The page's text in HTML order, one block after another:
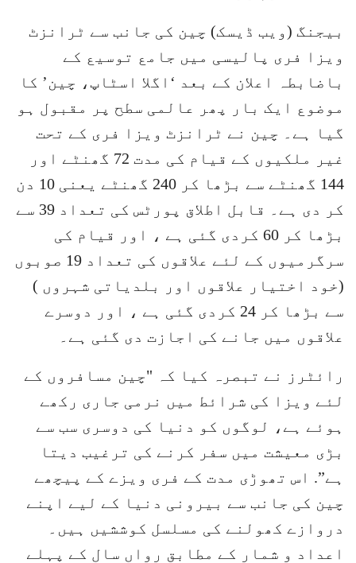
بیجنگ (ویب ڈیسک) چین کی جانب سے ٹرانزٹ
ویزا فری پالیسی میں جامع توسیع کے
باضابطہ اعلان کے بعد ‘اگلا اسٹاپ، چین’ کا
موضوع ایک بار پھر عالمی سطح پر مقبول ہو
گیا ہے۔ چین نے ٹرانزٹ ویزا فری کے تحت
غیر ملکیوں کے قیام کی مدت 72 گھنٹے اور
144 گھنٹے سے بڑھا کر 240 گھنٹے یعنی 10 دن
کر دی ہے۔ قابل اطلاق پورٹس کی تعداد 39 سے
بڑھا کر 60 کردی گئی ہے ، اور قیام کی
سرگرمیوں کے لئے علاقوں کی تعداد 19 صوبوں
(خود اختیار علاقوں اور بلدیاتی شہروں )
سے بڑھا کر 24 کردی گئی ہے ، اور دوسرے
علاقوں میں جانے کی اجازت دی گئی ہے۔
رائٹرز نے تبصرہ کیا کہ "چین مسافروں کے
لئے ویزا کی شرائط میں نرمی جاری رکھے
ہوئے ہے، لوگوں کو دنیا کی دوسری سب سے
بڑی معیشت میں سفر کرنے کی ترغیب دیتا
ہے”. اس تھوڑی مدت کے فری ویزے کے پیچھے
چین کی جانب سے بیرونی دنیا کے لیے اپنے
دروازے کھولنے کی مسلسل کوششیں ہیں۔
اعداد و شمار کے مطابق رواں سال کے پہلے